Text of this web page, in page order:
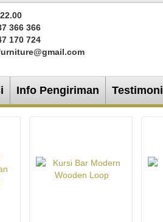
366 366
170 724
Info Pengiriman Testimoni